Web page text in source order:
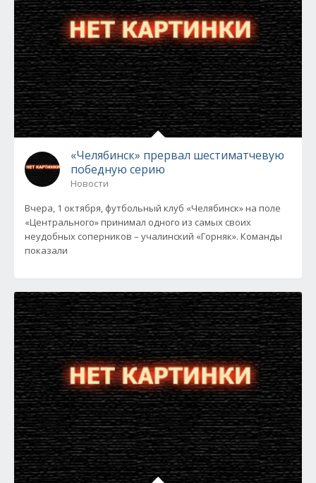
«Челябинск» прервал шестиматчевую
победную серию
Новости
Вчера, 1 октября, футбольный клуб «Челябинск» на поле
«Центрального» принимал одного из самых своих
неудобных соперников – учалинский «Горняк». Команды
показали